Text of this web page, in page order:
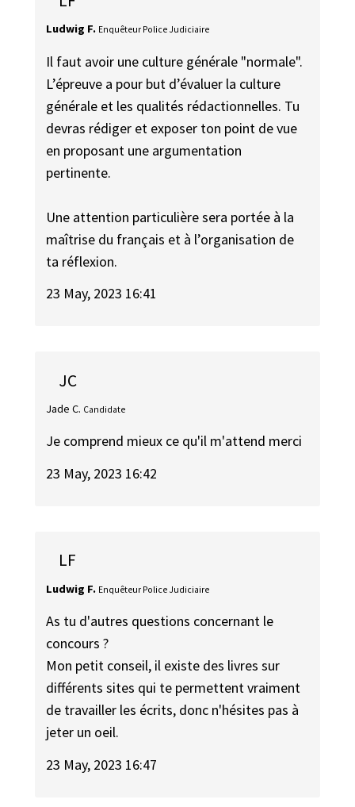
Ludwig F. Enquêteur Police Judiciaire
Il faut avoir une culture générale "normale".
L’épreuve a pour but d’évaluer la culture
générale et les qualités rédactionnelles. Tu
devras rédiger et exposer ton point de vue
en proposant une argumentation
pertinente.
Une attention particulière sera portée à la
maîtrise du français et à l’organisation de
ta réflexion.
23 May, 2023 16:41
JC
Jade C. Candidate
Je comprend mieux ce qu'il m'attend merci
23 May, 2023 16:42
LF
Ludwig F. Enquêteur Police Judiciaire
As tu d'autres questions concernant le
concours ?
Mon petit conseil, il existe des livres sur
différents sites qui te permettent vraiment
de travailler les écrits, donc n'hésites pas à
jeter un oeil.
23 May, 2023 16:47